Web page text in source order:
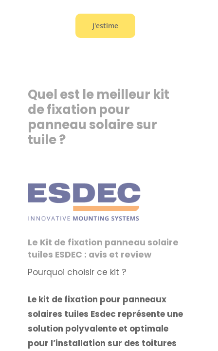
J'estime
Quel est le meilleur kit
de fixation pour
panneau solaire sur
tuile ?
Le Kit de fixation panneau solaire
tuiles ESDEC : avis et review
Pourquoi choisir ce kit ?
Le kit de fixation pour panneaux
solaires tuiles Esdec représente une
solution polyvalente et optimale
pour l’installation sur des toitures